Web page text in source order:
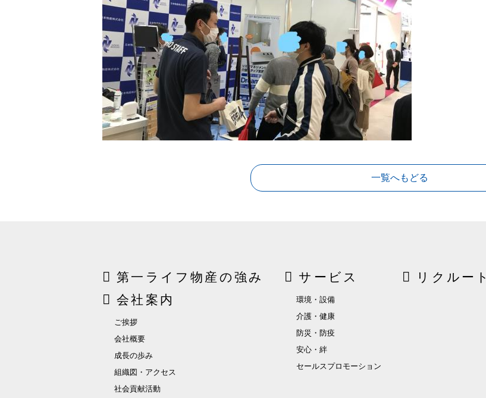
一覧へもどる
第一ライフ物産の強み
会社案内
ご挨拶
会社概要
成長の歩み
組織図・アクセス
社会貢献活動
サービス
環境・設備
介護・健康
防災・防疫
安心・絆
セールスプロモーション
リクルート